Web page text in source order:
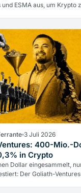
und ESMA aus, um Krypto
3 Juli 2026
400-Mio.-
in Crypto
Dollar eingesammelt,
Der Goliath-